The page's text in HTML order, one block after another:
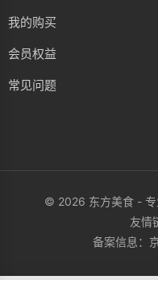
我的购买
会员权益
常见问题
© 2026 东方美食 - 专
友情
备案信息：